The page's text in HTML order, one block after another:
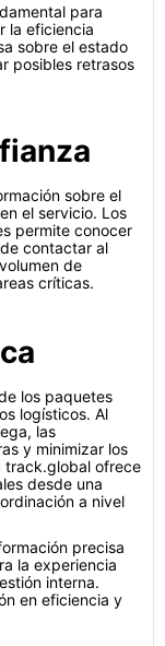
para
la eficiencia
sobre el estado
posibles retrasos
sobre el
el servicio. Los
permite conocer
contactar al
de
críticas.
los paquetes
logísticos. Al
las
y minimizar los
track.global ofrece
desde una
a nivel
precisa
la experiencia
interna.
en eficiencia y